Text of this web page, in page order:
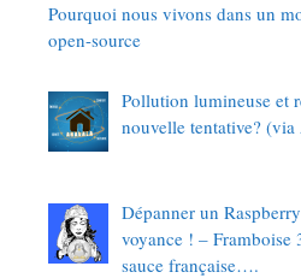
Pourquoi nous vivons dans un
open-source
Pollution lumineuse et
nouvelle tentative?
Dépanner un
voyance ! – Framboise
sauce française….